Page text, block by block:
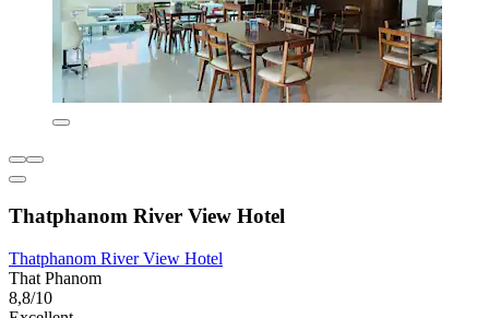
Thatphanom River View Hotel
Thatphanom River View Hotel
That Phanom
8,8/10